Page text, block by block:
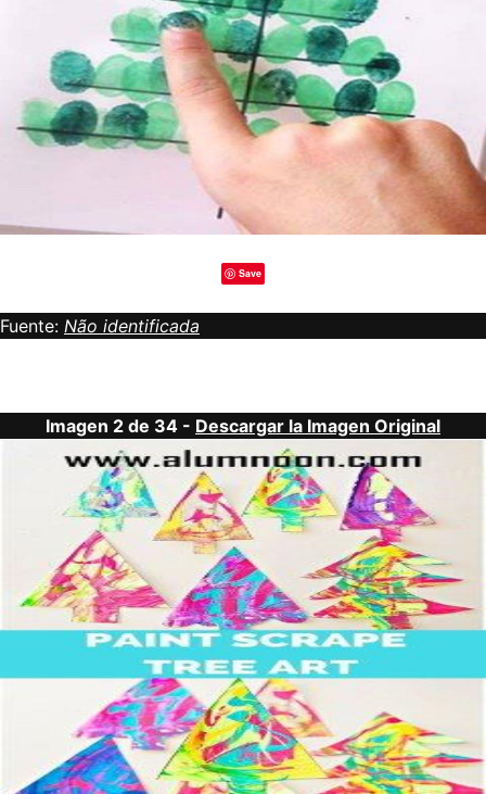
Save
Fuente: Não identificada
Imagen 2 de 34 - Descargar la Imagen Original